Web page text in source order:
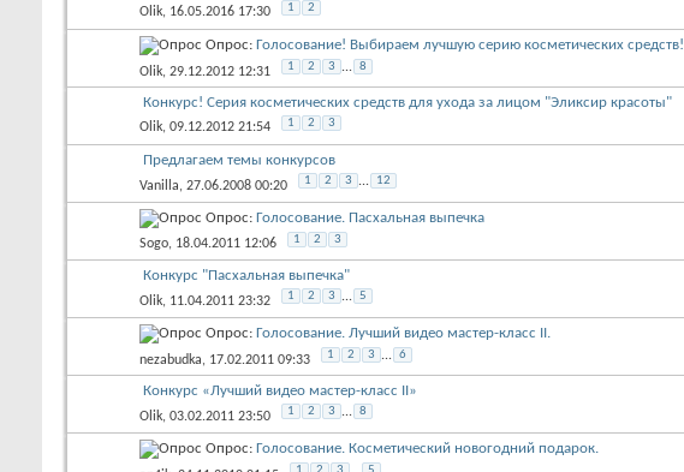
Olik, 16.05.2016 17:30 1 2
Опрос: Голосование! Выбираем лучшую серию косметических средств!
Olik, 29.12.2012 12:31 1 2 3 ... 8
Конкурс! Серия косметических средств для ухода за лицом "Эликсир красоты"
Olik, 09.12.2012 21:54 1 2 3
Предлагаем темы конкурсов
Vanilla, 27.06.2008 00:20 1 2 3 ... 12
Опрос: Голосование. Пасхальная выпечка
Sogo, 18.04.2011 12:06 1 2 3
Конкурс "Пасхальная выпечка"
Olik, 11.04.2011 23:32 1 2 3 ... 5
Опрос: Голосование. Лучший видео мастер-класс II.
nezabudka, 17.02.2011 09:33 1 2 3 ... 6
Конкурс «Лучший видео мастер-класс II»
Olik, 03.02.2011 23:50 1 2 3 ... 8
Опрос: Голосование. Косметический новогодний подарок.